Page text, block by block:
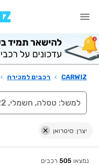
CARWIZ
› רכבים למכירה ›
יצרן: סיטרואן
נמצאו 505 רכבים